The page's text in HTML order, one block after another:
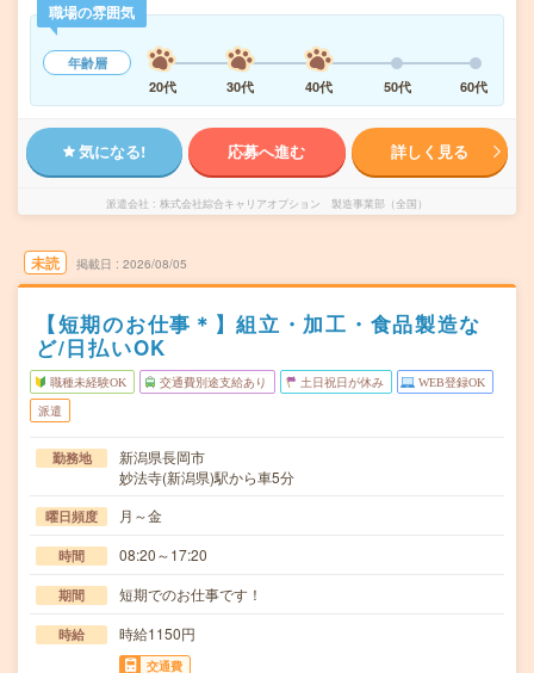
職場の雰囲気
年齢層
20代
30代 40代 50代 60代
気になる! 応募へ進む 詳しく見る
派遣会社 株式会社綜合キャリアオプション 製造事業部（全国）
未読 掲載日 2026/08/05
【短期のお仕事＊】組立・加工・食品製造な
ど/日払いOK
職種未経験OK 交通費別途支給あり 土日祝日が休み WEB登録OK
派遣
勤務地
新潟県長岡市
妙法寺(新潟県)駅から車5分
曜日頻度 月～金
時間 08:20～17:20
期間 短期でのお仕事です！
時給 時給1150円
交通費